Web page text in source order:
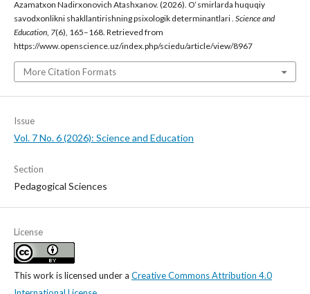
Azamatxon Nadirxonovich Atashxanov. (2026). O‘smirlarda huquqiy
savodxonlikni shakllantirishning psixologik determinantlari . Science and
Education, 7(6), 165–168. Retrieved from
https://www.openscience.uz/index.php/sciedu/article/view/8967
More Citation Formats
Issue
Vol. 7 No. 6 (2026): Science and Education
Section
Pedagogical Sciences
License
This work is licensed under a Creative Commons Attribution 4.0